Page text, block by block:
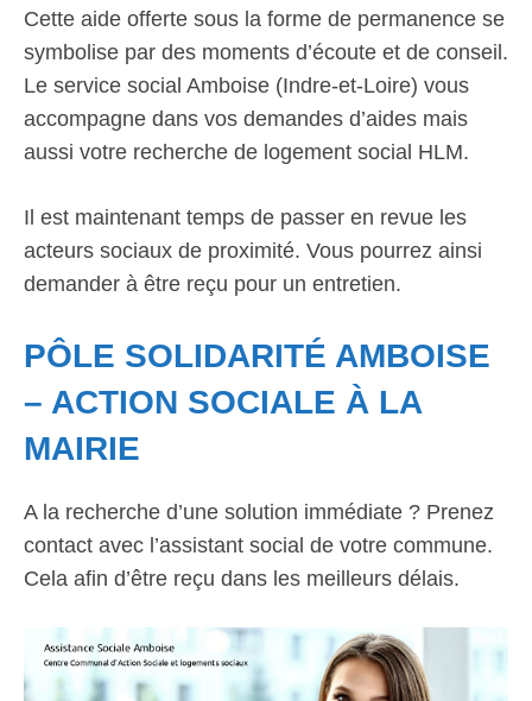
Cette aide offerte sous la forme de permanence se
symbolise par des moments d’écoute et de conseil.
Le service social Amboise (Indre-et-Loire) vous
accompagne dans vos demandes d’aides mais
aussi votre recherche de logement social HLM.
Il est maintenant temps de passer en revue les
acteurs sociaux de proximité. Vous pourrez ainsi
demander à être reçu pour un entretien.
PÔLE SOLIDARITÉ AMBOISE
– ACTION SOCIALE À LA
MAIRIE
A la recherche d’une solution immédiate ? Prenez
contact avec l’assistant social de votre commune.
Cela afin d’être reçu dans les meilleurs délais.